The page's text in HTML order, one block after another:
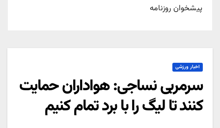
پیشخوان روزنامه
اخبار ورزشی
سرمربی نساجی: هواداران حمایت
کنند تا لیگ را با برد تمام کنیم